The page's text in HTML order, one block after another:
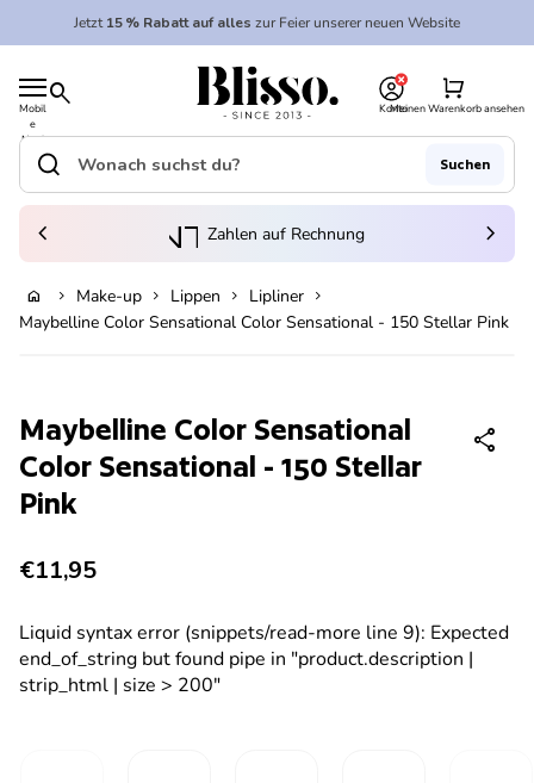
In den Warenkorb legen
Zum Inhalt springen
Jetzt15 % Rabatt auf alles zur Feier unserer neuen Website
Mobil
e
Navi
gatio
search
Startseite
Konto
Meinen Warenkorb ansehen
shopping_cart
Startseite
Suche"
search Suchen
(Link öffnet in neuem Tab/Fenster)
Zahlen auf Rechnung
chevron_left chevron_right
home chevron_right Make-up chevron_right Lippen chevron_right Lipliner chevron_right
Maybelline Color Sensational Color Sensational - 150 Stellar Pink
Maybelline Color Sensational
Color Sensational - 150 Stellar
Pink
share
Regulärer Preis
€11,95
Liquid syntax error (snippets/read-more line 9): Expected
end_of_string but found pipe in "product.description |
strip_html | size > 200"